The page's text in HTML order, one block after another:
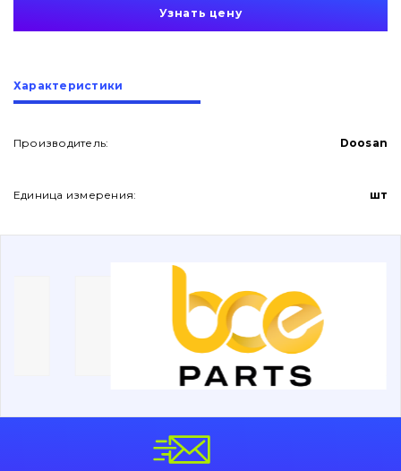
О нас
Контакты
Вакансии
Фильтры и смазочные материалы
Болты, гайки и элементы крепления
Коронки, зубья, адаптера, пальцы, фиксаторы
Ножи, режущие кромки
Узнать цену
Характеристики
Производитель: Doosan
Единица измерения: шт